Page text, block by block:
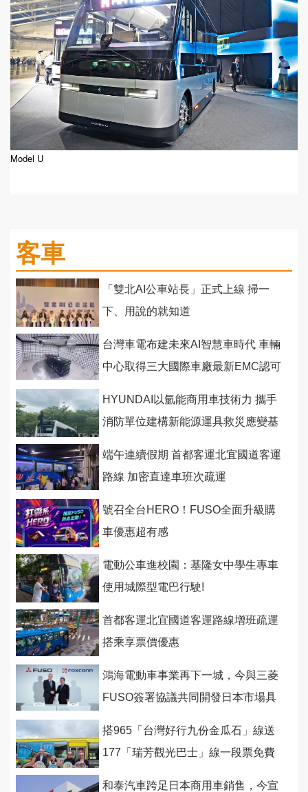
Model U
客車
「雙北AI公車站長」正式上線 掃一
下、用說的就知道
台灣車電布建未來AI智慧車時代 車輛
中心取得三大國際車廠最新EMC認可
HYUNDAI以氫能商用車技術力 攜手
消防單位建構新能源運具救災應變基
端午連續假期 首都客運北宜國道客運
路線 加密直達車班次疏運
號召全台HERO！FUSO全面升級購
車優惠超有感
電動公車進校園：基隆女中學生專車
使用城際型電巴行駛!
首都客運北宜國道客運路線增班疏運
搭乘享票價優惠
鴻海電動車事業再下一城，今與三菱
FUSO簽署協議共同開發日本市場具
搭965「台灣好行九份金瓜石」線送
177「瑞芳觀光巴士」線一段票免費
和泰汽車跨足日本商用車銷售，今宣